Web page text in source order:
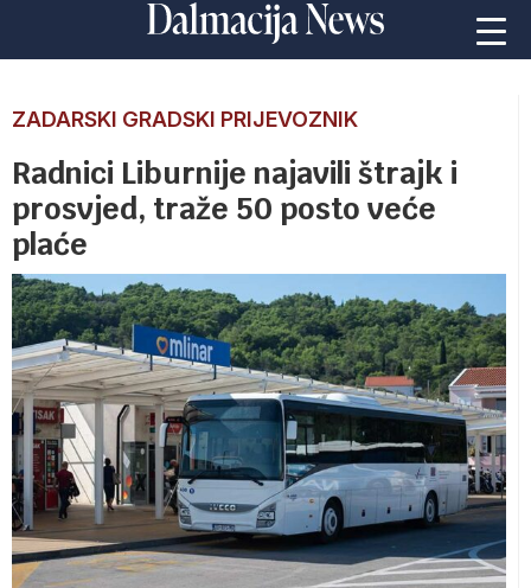
ZADARSKI GRADSKI PRIJEVOZNIK
Radnici Liburnije najavili štrajk i
prosvjed, traže 50 posto veće
plaće